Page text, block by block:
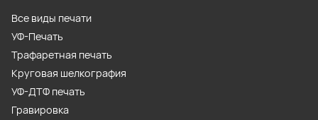
Все виды печати
УФ-Печать
Трафаретная печать
Круговая шелкография
УФ-ДТФ печать
Гравировка